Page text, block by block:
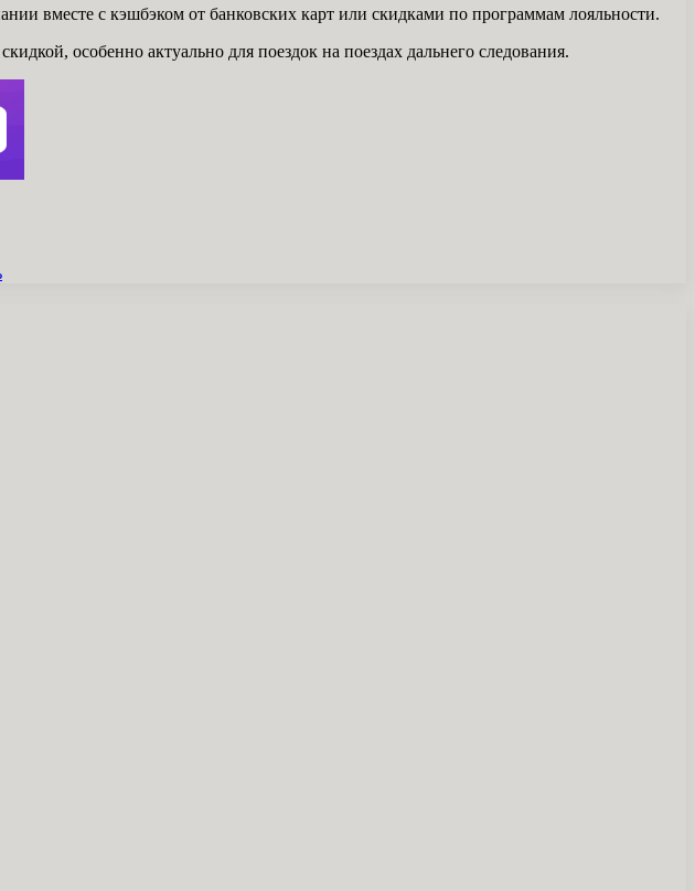
вместе с кэшбэком от банковских карт или скидками по программам лояльности.
особенно актуально для поездок на поездах дальнего следования.